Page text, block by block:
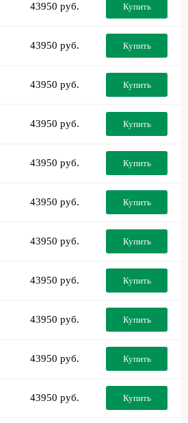
43950 руб. Купить
43950 руб. Купить
43950 руб. Купить
43950 руб. Купить
43950 руб. Купить
43950 руб. Купить
43950 руб. Купить
43950 руб. Купить
43950 руб. Купить
43950 руб. Купить
43950 руб. Купить